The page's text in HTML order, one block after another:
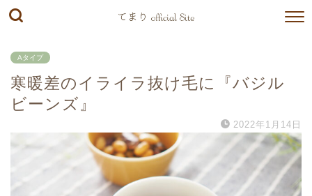
Aタイプ
寒暖差のイライラ抜け毛に『バジル
ビーンズ』
2022年1月14日